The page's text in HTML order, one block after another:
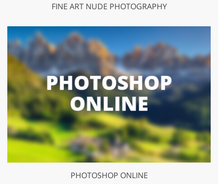
FINE ART NUDE PHOTOGRAPHY
PHOTOSHOP ONLINE